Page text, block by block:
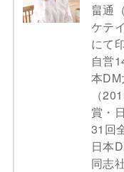
畠通
ケテ
にて
自営
本
（
賞・
31回
日本
同志